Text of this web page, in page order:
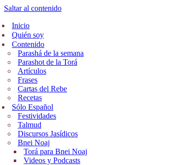
Saltar al contenido
Inicio
Quién soy
Contenido
Parashá de la semana
Parashot de la Torá
Artículos
Frases
Cartas del Rebe
Recetas
Sólo Español
Festividades
Talmud
Discursos Jasídicos
Bnei Noaj
Torá para Bnei Noaj
Videos y Podcasts